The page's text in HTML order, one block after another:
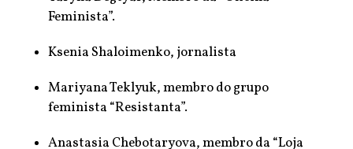
Feminista”.
Ksenia Shaloimenko, jornalista
Mariyana Teklyuk, membro do grupo
feminista “Resistanta”.
Anastasia Chebotaryova, membro da “Loja